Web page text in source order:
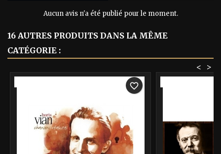
Aucun avis n'a été publié pour le moment.
16 AUTRES PRODUITS DANS LA MÊME
CATÉGORIE :
>
<
favorite_border